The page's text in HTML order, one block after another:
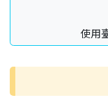
使用